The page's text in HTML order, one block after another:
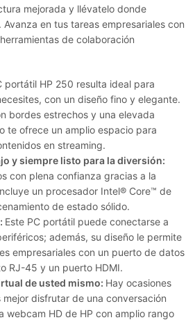
mejorada y llévatelo donde
en tus tareas empresariales con
de colaboración
portátil HP 250 resulta ideal para
con un diseño fino y elegante.
bordes estrechos y una elevada
te ofrece un amplio espacio para
en streaming.
y siempre listo para la diversión:
con plena confianza gracias a la
un procesador Intel® Core™ de
de estado sólido.
Este PC portátil puede conectarse a
además, su diseño le permite
empresariales con un puerto de datos
RJ-45 y un puerto HDMI.
de usted mismo: Hay ocasiones
disfrutar de una conversación
webcam HD de HP con amplio rango